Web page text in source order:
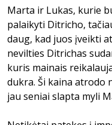
Marta ir Lukas, kurie
palaikyti Ditricho,
daug, kad juos įveikti
nevilties Ditrichas
kuris mainais
dukra. Ši kaina atrodo
jau seniai slapta myli